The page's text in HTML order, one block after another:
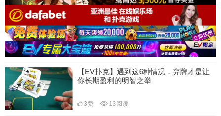
【EV扑克】遇到这6种情况，弃牌才是让
你长期盈利的明智之举
3赞 13 阅读